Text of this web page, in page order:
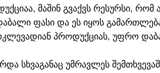
მაშინ გვაქვს რესურსი, რომ
ფასი და ეს იყოს
პროდუქციას, უფრო
სხვაგანაც უმრავლეს